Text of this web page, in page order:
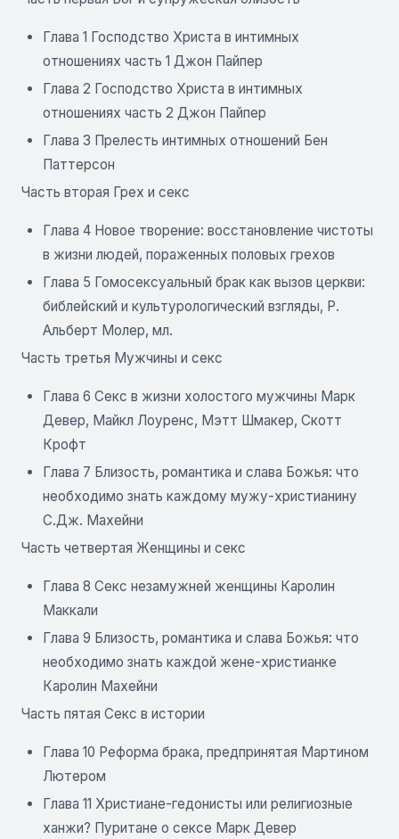
Глава 1 Господство Христа в интимных
отношениях часть 1 Джон Пайпер
Глава 2 Господство Христа в интимных
отношениях часть 2 Джон Пайпер
Глава 3 Прелесть интимных отношений Бен
Паттерсон
Часть вторая Грех и секс
Глава 4 Новое творение: восстановление чистоты
в жизни людей, пораженных половых грехов
Глава 5 Гомосексуальный брак как вызов церкви:
библейский и культурологический взгляды, Р.
Альберт Молер, мл.
Часть третья Мужчины и секс
Глава 6 Секс в жизни холостого мужчины Марк
Девер, Майкл Лоуренс, Мэтт Шмакер, Скотт
Крофт
Глава 7 Близость, романтика и слава Божья: что
необходимо знать каждому мужу-христианину
С.Дж. Махейни
Часть четвертая Женщины и секс
Глава 8 Секс незамужней женщины Каролин
Маккали
Глава 9 Близость, романтика и слава Божья: что
необходимо знать каждой жене-христианке
Каролин Махейни
Часть пятая Секс в истории
Глава 10 Реформа брака, предпринятая Мартином
Лютером
Глава 11 Христиане-гедонисты или религиозные
ханжи? Пуритане о сексе Марк Девер